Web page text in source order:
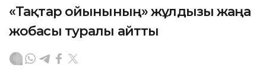
«Тақтар ойынының» жұлдызы жаңа
жобасы туралы айтты